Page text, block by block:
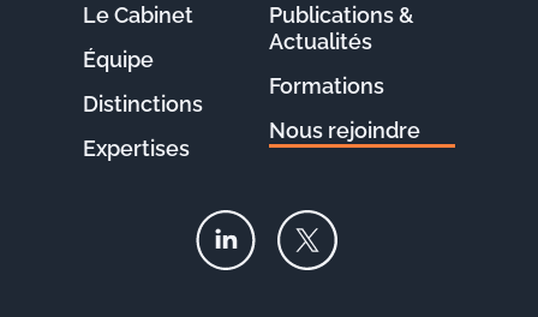
Le Cabinet
Équipe
Distinctions
Expertises
Publications &
Actualités
Formations
Nous rejoindre